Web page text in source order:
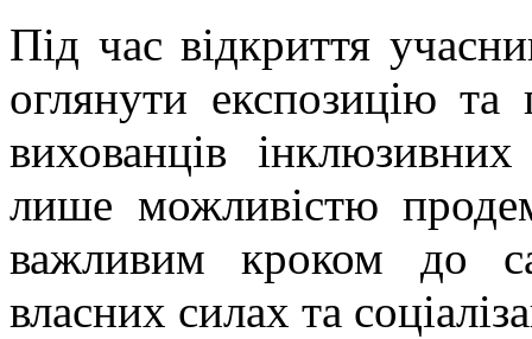
Під час відкриття
оглянути експозицію
вихованців
лише можливістю
важливим кроком до
власних силах та